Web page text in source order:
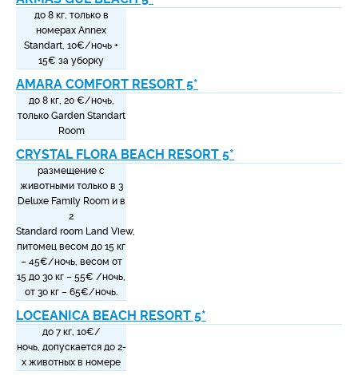
до 8 кг, только в
номерах Annex
Standart, 10€/ночь +
15€ за уборку
AMARA COMFORT RESORT 5*
до 8 кг, 20 €/ночь,
только Garden Standart
Room
CRYSTAL FLORA BEACH RESORT 5*
размещение с
животными только в 3
Deluxe Family Room и в
2
Standard room Land View,
питомец весом до 15 кг
– 45€/ночь, весом от
15 до 30 кг – 55€ /ночь,
от 30 кг – 65€/ночь.
LOCEANICA BEACH RESORT 5*
до 7 кг, 10€/
ночь, допускается до 2-
х животных в номере